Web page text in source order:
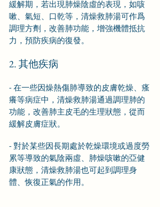
緩解期，若出現肺燥陰虛的表現，如咳
嗽、氣短、口乾等，清燥救肺湯可作爲
調理方劑，改善肺功能，增強機體抵抗
力，預防疾病的復發。
2. 其他疾病
- 在一些因燥熱傷肺導致的皮膚乾燥、瘙
癢等病症中，清燥救肺湯通過調理肺的
功能，改善肺主皮毛的生理狀態，從而
緩解皮膚症狀。
- 對於某些因長期處於乾燥環境或過度勞
累等導致的氣陰兩虛、肺燥咳嗽的亞健
康狀態，清燥救肺湯也可起到調理身
體、恢復正氣的作用。